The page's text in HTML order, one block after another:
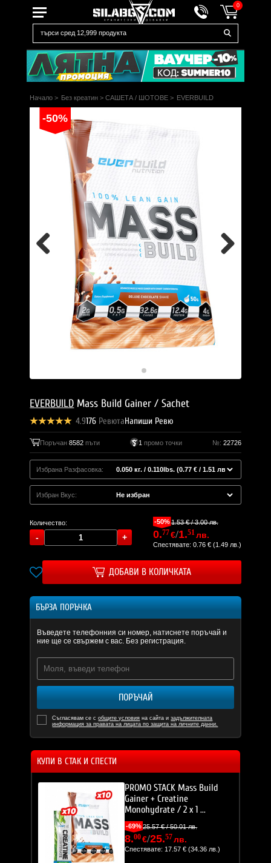
0
Начало > Без креатин >САШЕТА / ШОТОВЕ > EVERBUILD
-50%
EVERBUILD Mass Build Gainer / Sachet
4.9176 РевютаНапиши Ревю
Поръчан8582 пъти 1 промо точки №: 22726
Избрана Разфасовка:
Избран Вкус:
Количество: -50%1.53 € / 3.00 лв.
0.77€/1.51лв.
Спестявате: 0.76 € (1.49 лв.)
ДОБАВИ В КОЛИЧКАТА
БЪРЗА ПОРЪЧКА
Въведете телефонния си номер, натиснете поръчай и
ние ще се свържем с вас. Без регистрация.
ПОРЪЧАЙ
Съгласявам се собщите условия на сайта изадължителната
информация за правата на лицата по защита на личните данни.
КУПИ В СТАК И СПЕСТИ
PROMO STACK Mass Build
Gainer + Creatine
Monohydrate / 2 x 1 ...
-69%25.57 € / 50.01 лв.
8.00€/25.57лв.
Спестявате: 17.57 € (34.36 лв.)